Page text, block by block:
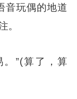
音玩偶的地道
。
”(算了，算